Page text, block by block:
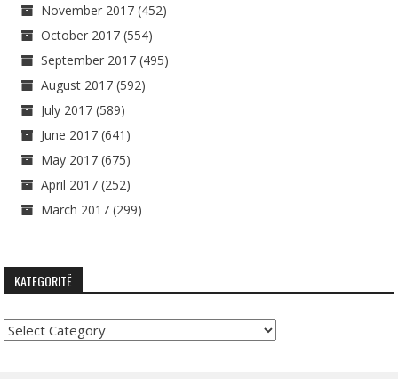
November 2017 (452)
October 2017 (554)
September 2017 (495)
August 2017 (592)
July 2017 (589)
June 2017 (641)
May 2017 (675)
April 2017 (252)
March 2017 (299)
KATEGORITË
Kategoritë